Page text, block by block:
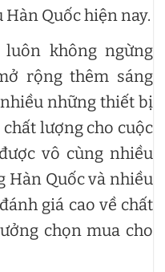
Hàn Quốc hiện nay.
luôn không ngừng
rộng thêm sáng
những thiết bị
lượng cho cuộc
vô cùng nhiều
Hàn Quốc và nhiều
giá cao về chất
chọn mua cho